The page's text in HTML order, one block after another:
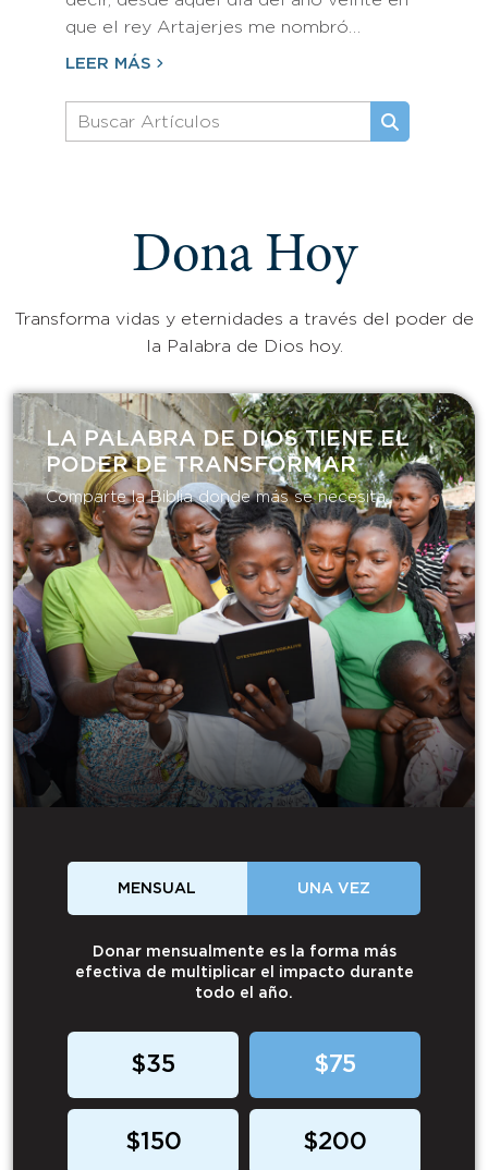
que el rey Artajerjes me nombró…
LEER MÁS
Dona Hoy
Transforma vidas y eternidades a través del poder de
la Palabra de Dios hoy.
LA PALABRA DE DIOS TIENE EL
PODER DE TRANSFORMAR​
Comparte la Biblia donde más se necesita.
MENSUAL UNA VEZ
Donar mensualmente es la forma más
efectiva de multiplicar el impacto durante
todo el año.
$35 $75
$150 $200